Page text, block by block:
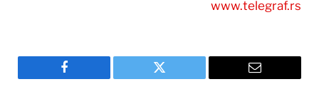
www.telegraf.rs
Facebook Twitter Email